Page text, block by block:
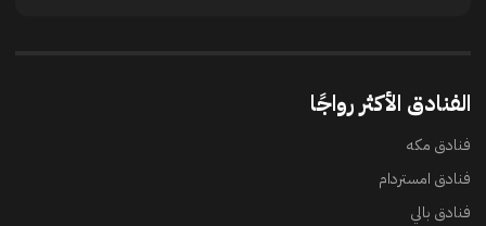
الفنادق الأكثر رواجًا
فنادق مكه
فنادق امستردام
فنادق بالي